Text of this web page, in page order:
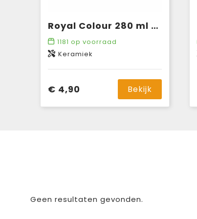
Royal Colour 280 ml mok
1181 op voorraad
Keramiek
€ 4,90 Bekijk
Geen resultaten gevonden.